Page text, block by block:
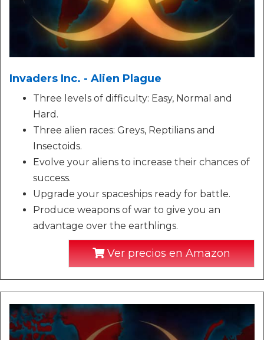
Invaders Inc. - Alien Plague
Three levels of difficulty: Easy, Normal and
Hard.
Three alien races: Greys, Reptilians and
Insectoids.
Evolve your aliens to increase their chances of
success.
Upgrade your spaceships ready for battle.
Produce weapons of war to give you an
advantage over the earthlings.
Ver precios en Amazon